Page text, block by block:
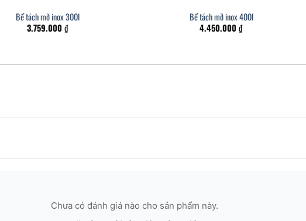
Bể tách mỡ inox 300l
3.759.000₫
Bể tách mỡ inox 400l
4.450.000₫
Chưa có đánh giá nào cho sản phẩm này.